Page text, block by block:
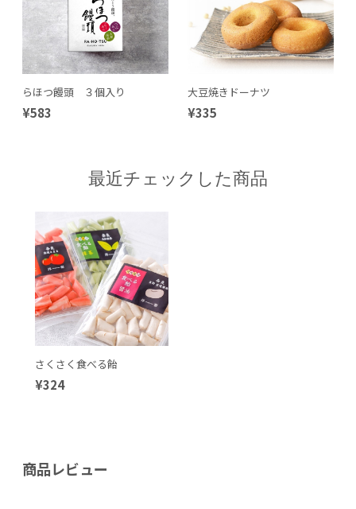
らほつ饅頭 ３個入り
¥583
大豆焼きドーナツ
¥335
最近チェックした商品
さくさく食べる飴
¥324
商品レビュー